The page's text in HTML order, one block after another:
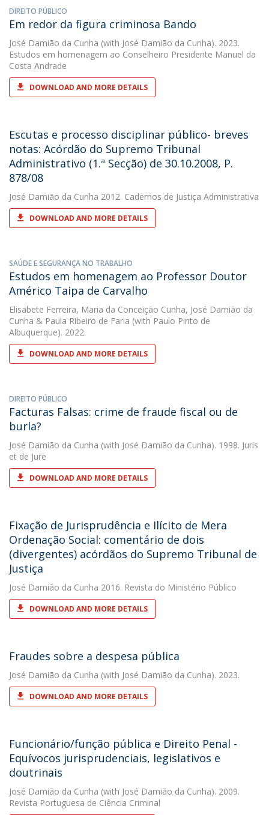
DIREITO PÚBLICO
Em redor da figura criminosa Bando
José Damião da Cunha (with José Damião da Cunha). 2023.
Estudos em homenagem ao Conselheiro Presidente Manuel da
Costa Andrade
DOWNLOAD AND MORE DETAILS
Escutas e processo disciplinar público- breves
notas: Acórdão do Supremo Tribunal
Administrativo (1.ª Secção) de 30.10.2008, P.
878/08
José Damião da Cunha 2012. Cadernos de Justiça Administrativa
DOWNLOAD AND MORE DETAILS
SAÚDE E SEGURANÇA NO TRABALHO
Estudos em homenagem ao Professor Doutor
Américo Taipa de Carvalho
Elisabete Ferreira, Maria da Conceição Cunha, José Damião da
Cunha & Paula Ribeiro de Faria (with Paulo Pinto de
Albuquerque). 2022.
DOWNLOAD AND MORE DETAILS
DIREITO PÚBLICO
Facturas Falsas: crime de fraude fiscal ou de
burla?
José Damião da Cunha (with José Damião da Cunha). 1998. Juris
et de Jure
DOWNLOAD AND MORE DETAILS
Fixação de Jurisprudência e Ilícito de Mera
Ordenação Social: comentário de dois
(divergentes) acórdãos do Supremo Tribunal de
Justiça
José Damião da Cunha 2016. Revista do Ministério Público
DOWNLOAD AND MORE DETAILS
Fraudes sobre a despesa pública
José Damião da Cunha (with José Damião da Cunha). 2023.
DOWNLOAD AND MORE DETAILS
Funcionário/função pública e Direito Penal -
Equívocos jurisprudenciais, legislativos e
doutrinais
José Damião da Cunha (with José Damião da Cunha). 2009.
Revista Portuguesa de Ciência Criminal